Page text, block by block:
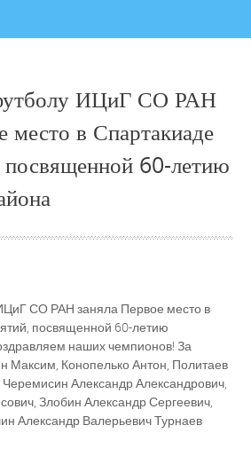
ИЦиГ СО РАН
место в Спартакиаде
посвященной 60-летию
СО РАН заняла Первое место в
посвященной 60-летию
наших чемпионов! За
Максим, Конопелько Антон, Политаев
Александр Александрович,
Злобин Александр Сергеевич,
Александр Валерьевич Турнаев